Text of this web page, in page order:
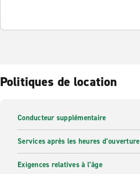
Politiques de location
Conducteur supplémentaire
Services après les heures d’ouverture
Exigences relatives à l’âge